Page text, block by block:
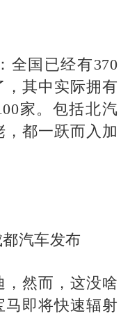
全国已经有370
，其中实际拥有
家。包括北汽
，都一跃而入加
汽车发布
，然而，这没啥
马即将快速辐射